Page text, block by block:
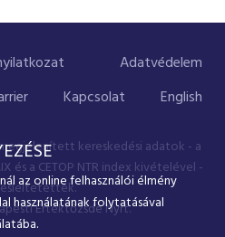
Adatvédelem
Kapcsolat English
kereskedési adatok - a
és a CETOP NTR index kivételével -
Értéktőzsde Nyrt.
az online felhasználói élmény
használatának folytatásával